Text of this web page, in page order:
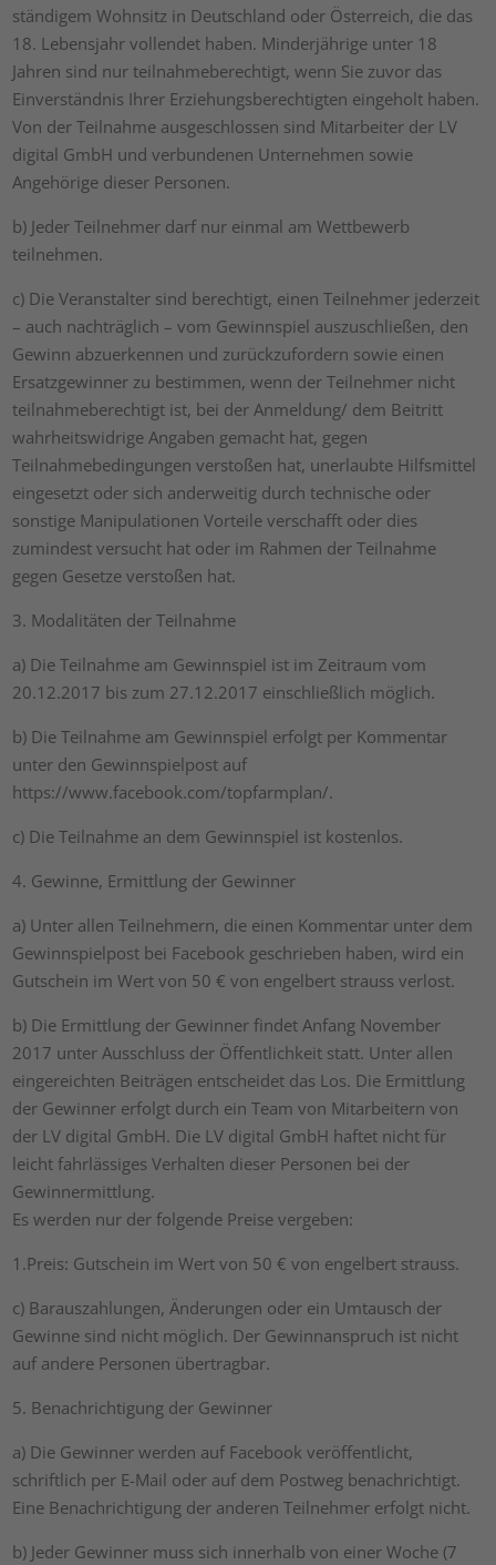
ständigem Wohnsitz in Deutschland oder Österreich, die das
18. Lebensjahr vollendet haben. Minderjährige unter 18
Jahren sind nur teilnahmeberechtigt, wenn Sie zuvor das
Einverständnis Ihrer Erziehungsberechtigten eingeholt haben.
Von der Teilnahme ausgeschlossen sind Mitarbeiter der LV
digital GmbH und verbundenen Unternehmen sowie
Angehörige dieser Personen.
b) Jeder Teilnehmer darf nur einmal am Wettbewerb
teilnehmen.
c) Die Veranstalter sind berechtigt, einen Teilnehmer jederzeit
– auch nachträglich – vom Gewinnspiel auszuschließen, den
Gewinn abzuerkennen und zurückzufordern sowie einen
Ersatzgewinner zu bestimmen, wenn der Teilnehmer nicht
teilnahmeberechtigt ist, bei der Anmeldung/ dem Beitritt
wahrheitswidrige Angaben gemacht hat, gegen
Teilnahmebedingungen verstoßen hat, unerlaubte Hilfsmittel
eingesetzt oder sich anderweitig durch technische oder
sonstige Manipulationen Vorteile verschafft oder dies
zumindest versucht hat oder im Rahmen der Teilnahme
gegen Gesetze verstoßen hat.
3. Modalitäten der Teilnahme
a) Die Teilnahme am Gewinnspiel ist im Zeitraum vom
20.12.2017 bis zum 27.12.2017 einschließlich möglich.
b) Die Teilnahme am Gewinnspiel erfolgt per Kommentar
unter den Gewinnspielpost auf
https://www.facebook.com/topfarmplan/.
c) Die Teilnahme an dem Gewinnspiel ist kostenlos.
4. Gewinne, Ermittlung der Gewinner
a) Unter allen Teilnehmern, die einen Kommentar unter dem
Gewinnspielpost bei Facebook geschrieben haben, wird ein
Gutschein im Wert von 50 € von engelbert strauss verlost.
b) Die Ermittlung der Gewinner findet Anfang November
2017 unter Ausschluss der Öffentlichkeit statt. Unter allen
eingereichten Beiträgen entscheidet das Los. Die Ermittlung
der Gewinner erfolgt durch ein Team von Mitarbeitern von
der LV digital GmbH. Die LV digital GmbH haftet nicht für
leicht fahrlässiges Verhalten dieser Personen bei der
Gewinnermittlung.
Es werden nur der folgende Preise vergeben:
1.Preis: Gutschein im Wert von 50 € von engelbert strauss.
c) Barauszahlungen, Änderungen oder ein Umtausch der
Gewinne sind nicht möglich. Der Gewinnanspruch ist nicht
auf andere Personen übertragbar.
5. Benachrichtigung der Gewinner
a) Die Gewinner werden auf Facebook veröffentlicht,
schriftlich per E-Mail oder auf dem Postweg benachrichtigt.
Eine Benachrichtigung der anderen Teilnehmer erfolgt nicht.
b) Jeder Gewinner muss sich innerhalb von einer Woche (7